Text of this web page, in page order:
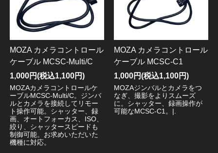
MOZA カメラコントロール
ケーブル MCSC-Multi/C
1,000円(税込1,100円)
MOZAカメラコントロールケ
ーブルMCSC-Multi/C。ジンバ
ルとカメラを接続してリモー
ト操作可能。シャッター、録
画、オートフォーカス、ISO、
絞り、シャッタースピードも
制御可能。お求めいただいた
機種に対応。
MOZA カメラコントロール
ケーブル MCSC-C1
1,000円(税込1,100円)
MOZAジンバルとカメラをつ
なぎ、撮影をよりスムーズ
に。シャッター、録画操作が
可能なMCSC-C1。|.